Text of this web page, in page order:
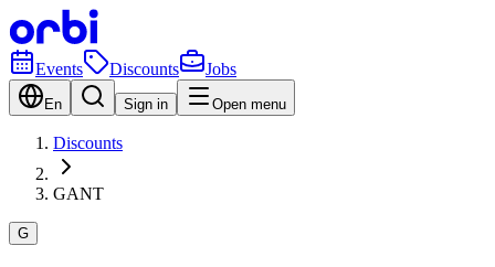
Events Discounts Jobs
En Sign in Open menu
Discounts
GANT
G